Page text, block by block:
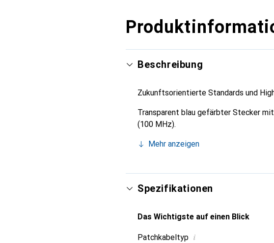
Beschreibung
Zukunftsorientierte Standards und
Transparent blau gefärbter Stecker
(100 MHz).
Mehr anzeigen
Spezifikationen
Das Wichtigste auf einen Blick
Patchkabeltyp i